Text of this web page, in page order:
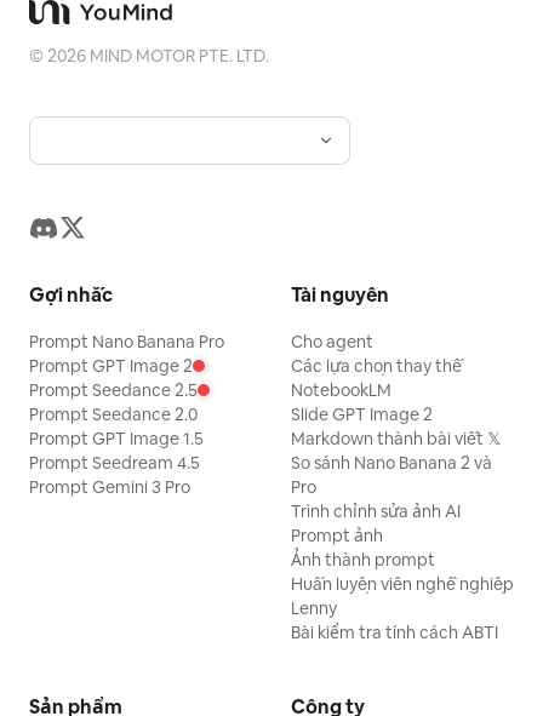
©2026 MIND MOTOR PTE. LTD.
Gợi nhắc
Prompt Nano Banana Pro
Prompt GPT Image 2
Prompt Seedance 2.5
Prompt Seedance 2.0
Prompt GPT Image 1.5
Prompt Seedream 4.5
Prompt Gemini 3 Pro
Tài nguyên
Cho agent
Các lựa chọn thay thế
NotebookLM
Slide GPT Image 2
Markdown thành bài viết 𝕏
So sánh Nano Banana 2 và
Pro
Trình chỉnh sửa ảnh AI
Prompt ảnh
Ảnh thành prompt
Huấn luyện viên nghề nghiệp
Lenny
Bài kiểm tra tính cách ABTI
Sản phẩm Công ty